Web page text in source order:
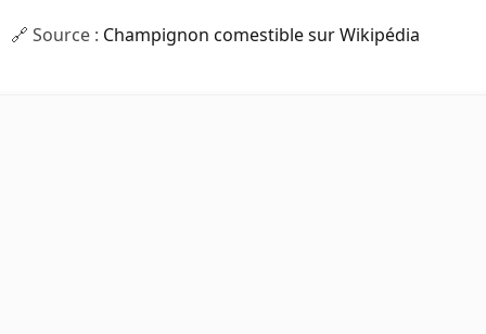
🔗 Source : Champignon comestible sur Wikipédia